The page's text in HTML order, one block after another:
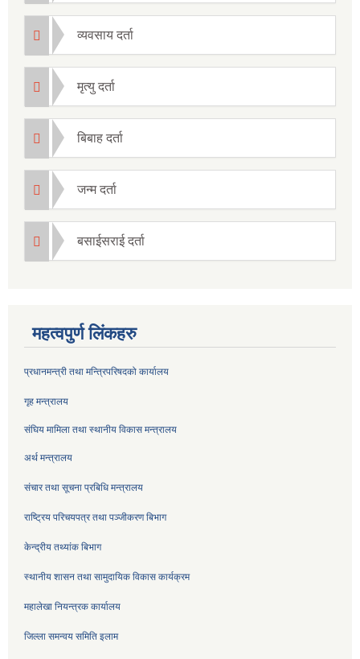
व्यवसाय दर्ता
मृत्यु दर्ता
बिबाह दर्ता
जन्म दर्ता
बसाईसराई दर्ता
महत्वपुर्ण लिंकहरु
प्रधानमन्त्री तथा मन्त्रिपरिषदको कार्यालय
गृह मन्त्रालय
संघिय मामिला तथा स्थानीय विकास मन्त्रालय
अर्थ मन्त्रालय
संचार तथा सूचना प्रबिधि मन्त्रालय
राष्ट्रिय परिचयपत्र तथा पञ्जीकरण बिभाग
केन्द्रीय तथ्यांक बिभाग
स्थानीय शासन तथा सामुदायिक विकास कार्यक्रम
महालेखा नियन्त्रक कार्यालय
जिल्ला समन्वय समिति इलाम